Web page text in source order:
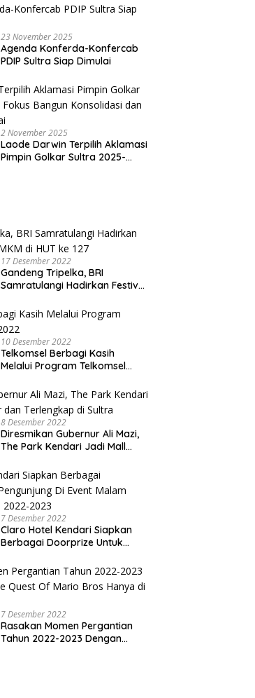
23 November 2025
Agenda Konferda-Konfercab
PDIP Sultra Siap Dimulai
2 November 2025
Laode Darwin Terpilih Aklamasi
Pimpin Golkar Sultra 2025-
17 Desember 2022
Gandeng Tripelka, BRI
Samratulangi Hadirkan Festival
10 Desember 2022
Telkomsel Berbagi Kasih
Melalui Program Telkomsel
8 Desember 2022
Diresmikan Gubernur Ali Mazi,
The Park Kendari Jadi Mall
Sultra
7 Desember 2022
Claro Hotel Kendari Siapkan
Berbagai Doorprize Untuk
Pergantian Tahun 2022-2023
7 Desember 2022
Rasakan Momen Pergantian
Tahun 2022-2023 Dengan